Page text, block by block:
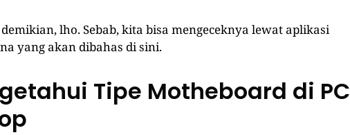
lho. Sebab, kita bisa mengeceknya lewat aplikasi
yang akan dibahas di sini.
Tipe Motheboard di PC